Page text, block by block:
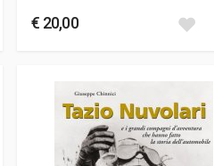
€ 20,00